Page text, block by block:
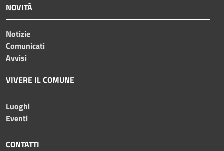
NOVITÀ
Notizie
Comunicati
Avvisi
VIVERE IL COMUNE
Luoghi
Eventi
CONTATTI